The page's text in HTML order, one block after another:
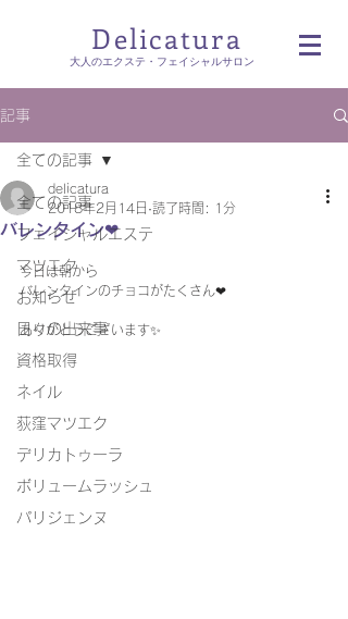
Delicatura
​大人のエクステ・フェイシャルサロン
記事
全ての記事
フェイシャルエステ
マツエク
お知らせ
日々の出来事
資格取得
ネイル
荻窪マツエク
デリカトゥーラ
ボリュームラッシュ
パリジェンヌ
全ての記事
バレンタイン❤︎
delicatura
2018年2月14日 読了時間: 1分
今日は朝から
バレンタインのチョコがたくさん❤︎
ありがとうございます✨